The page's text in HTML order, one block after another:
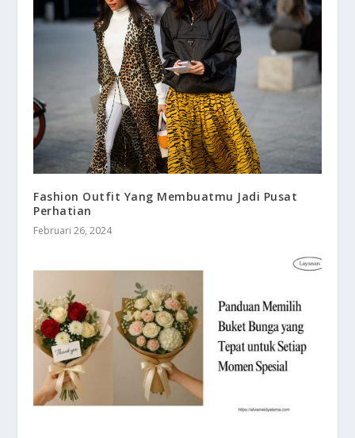
Fashion Outfit Yang Membuatmu Jadi Pusat
Perhatian
Februari 26, 2024